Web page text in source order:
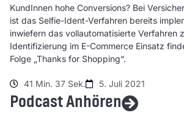
KundInnen hohe Conversions? Bei
ist das Selfie-Ident-Verfahren bereits
inwiefern das vollautomatisierte Verfahren
Identifizierung im E-Commerce Einsatz
Folge „Thanks for Shopping“.
41 Min. 37 Sek. 5. Juli 2021
Podcast Anhören